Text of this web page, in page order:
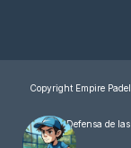
Copyright Empire
Defensa de